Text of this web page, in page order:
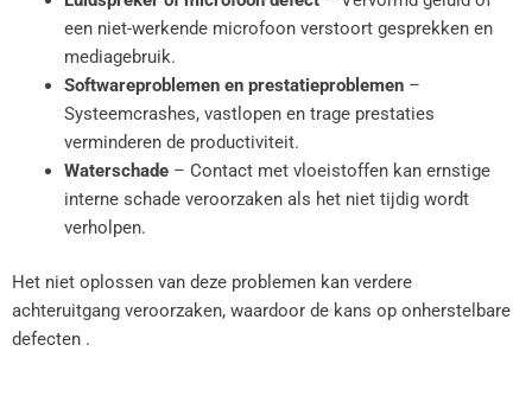
een niet-werkende microfoon verstoort gesprekken en
mediagebruik.
Softwareproblemen en prestatieproblemen –
Systeemcrashes, vastlopen en trage prestaties
verminderen de productiviteit.
Waterschade – Contact met vloeistoffen kan ernstige
interne schade veroorzaken als het niet tijdig wordt
verholpen.
Het niet oplossen van deze problemen kan verdere
achteruitgang veroorzaken, waardoor de kans op onherstelbare
defecten .